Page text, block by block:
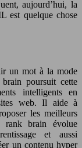
aujourd’hui, la
est quelque chose
un mot à la mode
poursuit cette
intelligents en
web. Il aide à
les meilleurs
rank brain évolue
et aussi
un contenu hyper